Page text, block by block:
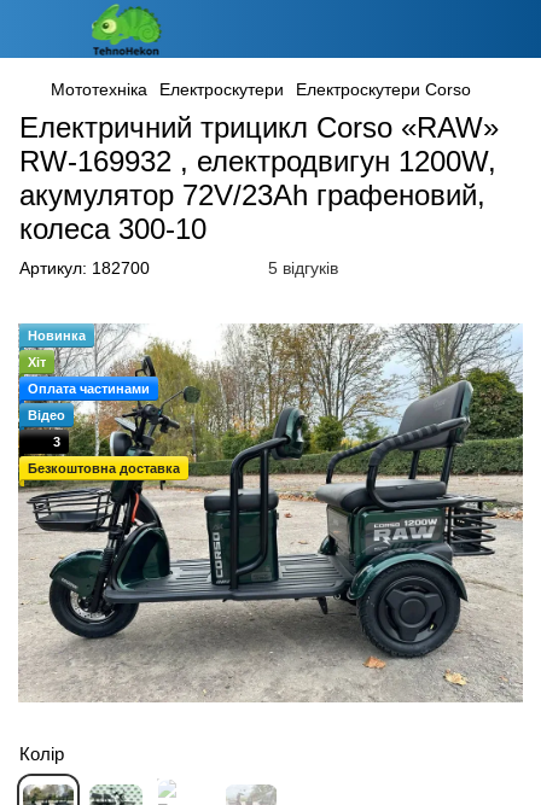
Мототехніка Електроскутери Електроскутери Corso
Електричний трицикл Corso «RAW»
RW-169932 , електродвигун 1200W,
акумулятор 72V/23Ah графеновий,
колеса 300-10
Артикул: 182700 5 відгуків
Новинка
Хіт
Оплата частинами
Відео
3
Безкоштовна доставка
Колір